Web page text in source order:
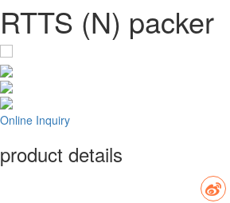
RTTS (N) packer
Online Inquiry
product details